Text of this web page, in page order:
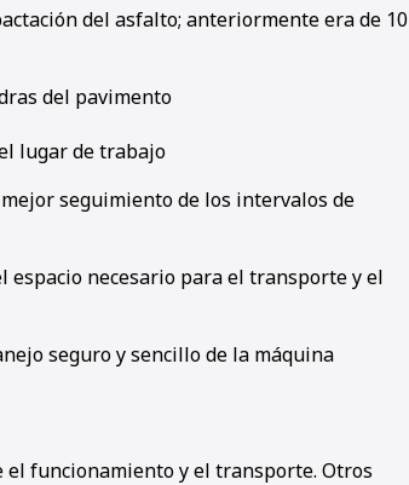
del asfalto; anteriormente era de 10
del pavimento
lugar de trabajo
seguimiento de los intervalos de
espacio necesario para el transporte y el
seguro y sencillo de la máquina
funcionamiento y el transporte. Otros